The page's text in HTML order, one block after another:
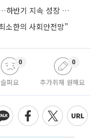
셀트리온, 매출·영업익 동반 질주…하반기 지속 성장 전망에 주목
소한의 사회안전망”
슬퍼요
0
추가취재 원해요
0